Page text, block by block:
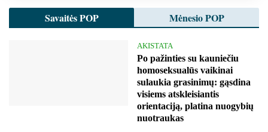
Savaitės POP Mėnesio POP
AKISTATA
Po pažinties su kauniečiu
homoseksualūs vaikinai
sulaukia grasinimų: gąsdina
visiems atskleisiantis
orientaciją, platina nuogybių
nuotraukas